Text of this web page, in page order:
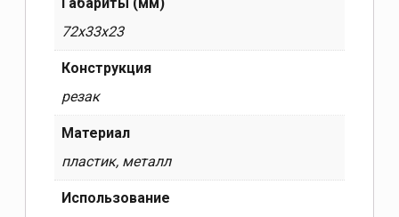
72x33x23
Конструкция
резак
Материал
пластик, металл
Использование